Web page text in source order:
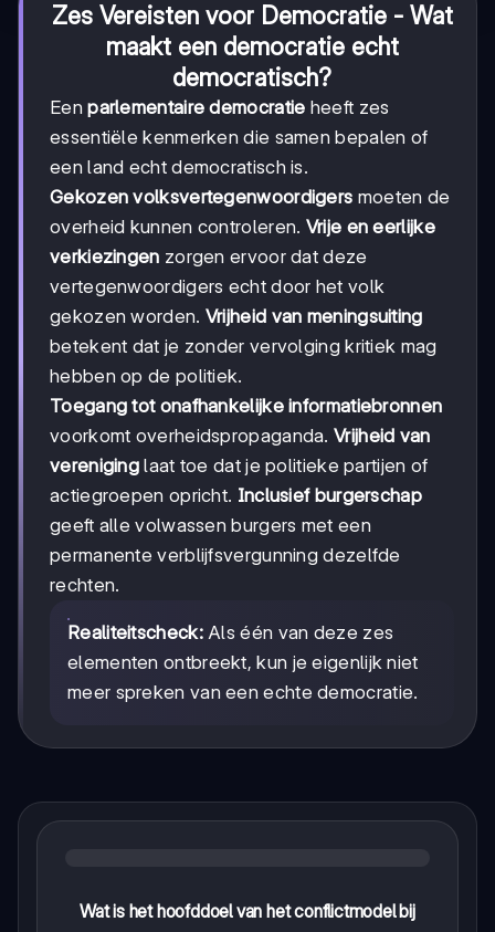
Zes Vereisten voor Democratie - Wat
maakt een democratie echt
democratisch?
Eenparlementaire democratie heeft zes
essentiële kenmerken die samen bepalen of
een land echt democratisch is.
Gekozen volksvertegenwoordigers moeten de
overheid kunnen controleren. Vrije en eerlijke
verkiezingen zorgen ervoor dat deze
vertegenwoordigers echt door het volk
gekozen worden. Vrijheid van meningsuiting
betekent dat je zonder vervolging kritiek mag
hebben op de politiek.
Toegang tot onafhankelijke informatiebronnen
voorkomt overheidspropaganda.Vrijheid van
vereniging laat toe dat je politieke partijen of
actiegroepen opricht. Inclusief burgerschap
geeft alle volwassen burgers met een
permanente verblijfsvergunning dezelfde
rechten.
Realiteitscheck:Als één van deze zes
elementen ontbreekt, kun je eigenlijk niet
meer spreken van een echte democratie.
Wat is het hoofddoel van het conflictmodel bij